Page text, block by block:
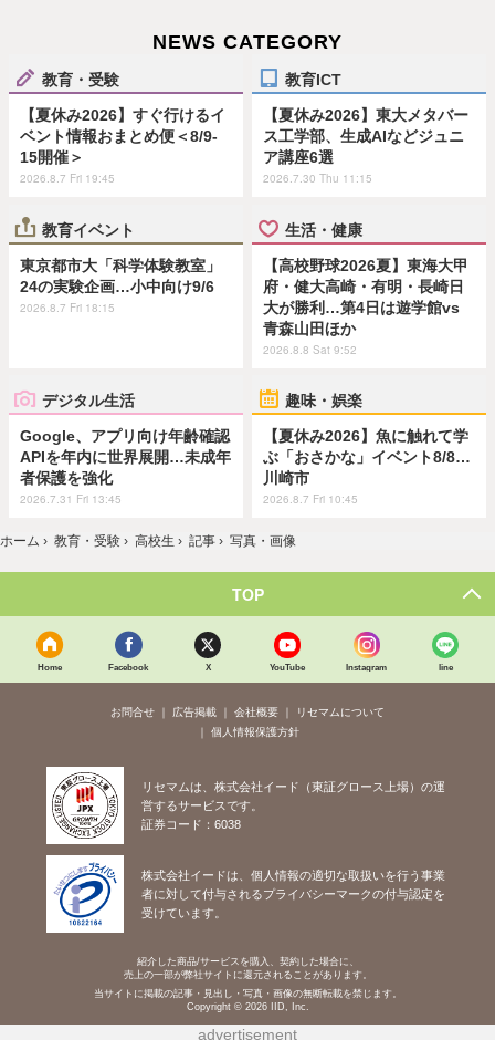
NEWS CATEGORY
教育・受験
【夏休み2026】すぐ行けるイ
ベント情報おまとめ便＜8/9-
15開催＞
2026.8.7 Fri 19:45
教育ICT
【夏休み2026】東大メタバー
ス工学部、生成AIなどジュニ
ア講座6選
2026.7.30 Thu 11:15
教育イベント
東京都市大「科学体験教室」
24の実験企画…小中向け9/6
2026.8.7 Fri 18:15
生活・健康
【高校野球2026夏】東海大甲
府・健大高崎・有明・長崎日
大が勝利…第4日は遊学館vs
青森山田ほか
2026.8.8 Sat 9:52
デジタル生活
Google、アプリ向け年齢確認
APIを年内に世界展開…未成年
者保護を強化
2026.7.31 Fri 13:45
趣味・娯楽
【夏休み2026】魚に触れて学
ぶ「おさかな」イベント8/8…
川崎市
2026.8.7 Fri 10:45
ホーム › 教育・受験 › 高校生 › 記事 › 写真・画像
TOP
Home Facebook X YouTube Instagram line
お問合せ 広告掲載 会社概要
リセマムについて
個人情報保護方針
リセマムは、株式会社イード（東証グロース上場）の運
営するサービスです。
証券コード：6038
株式会社イードは、個人情報の適切な取扱いを行う事業
者に対して付与されるプライバシーマークの付与認定を
受けています。
紹介した商品/サービスを購入、契約した場合に、
売上の一部が弊社サイトに還元されることがあります。
当サイトに掲載の記事・見出し・写真・画像の無断転載を禁じます。
Copyright © 2026 IID, Inc.
advertisement